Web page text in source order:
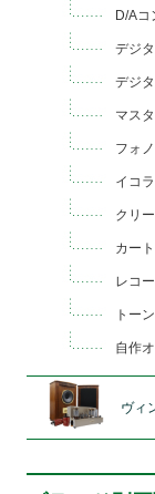
D/Aコ
デジ
デジ
マス
フォ
イコ
クリ
カー
レコ
トー
自作
ヴィ